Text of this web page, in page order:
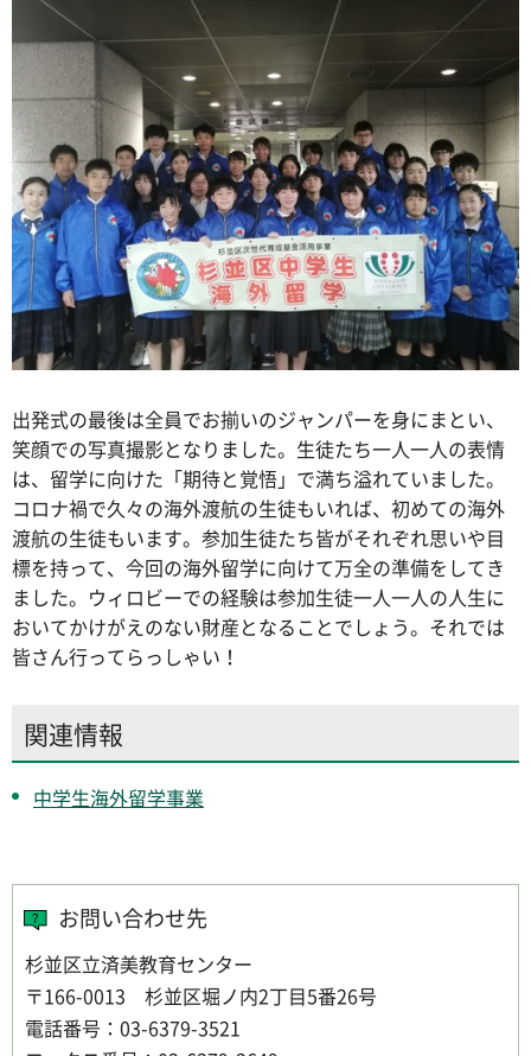
出発式の最後は全員でお揃いのジャンパーを身にまとい、
笑顔での写真撮影となりました。生徒たち一人一人の表情
は、留学に向けた「期待と覚悟」で満ち溢れていました。
コロナ禍で久々の海外渡航の生徒もいれば、初めての海外
渡航の生徒もいます。参加生徒たち皆がそれぞれ思いや目
標を持って、今回の海外留学に向けて万全の準備をしてき
ました。ウィロビーでの経験は参加生徒一人一人の人生に
おいてかけがえのない財産となることでしょう。それでは
皆さん行ってらっしゃい！
関連情報
中学生海外留学事業
お問い合わせ先
杉並区立済美教育センター
〒166-0013 杉並区堀ノ内2丁目5番26号
電話番号：03-6379-3521